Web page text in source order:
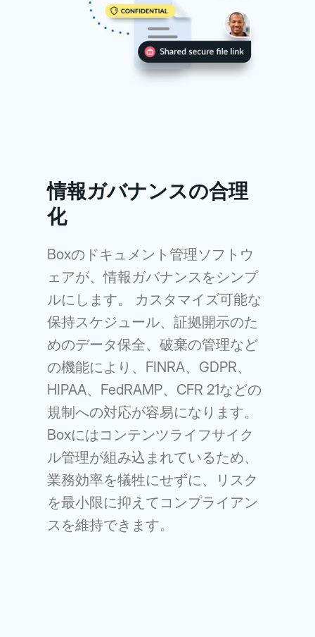
情報ガバナンスの合理
化
Boxのドキュメント管理ソフトウ
ェアが、情報ガバナンスをシンプ
ルにします。 カスタマイズ可能な
保持スケジュール、証拠開示のた
めのデータ保全、破棄の管理など
の機能により、FINRA、GDPR、
HIPAA、FedRAMP、CFR 21などの
規制への対応が容易になります。
Boxにはコンテンツライフサイク
ル管理が組み込まれているため、
業務効率を犠牲にせずに、リスク
を最小限に抑えてコンプライアン
スを維持できます。